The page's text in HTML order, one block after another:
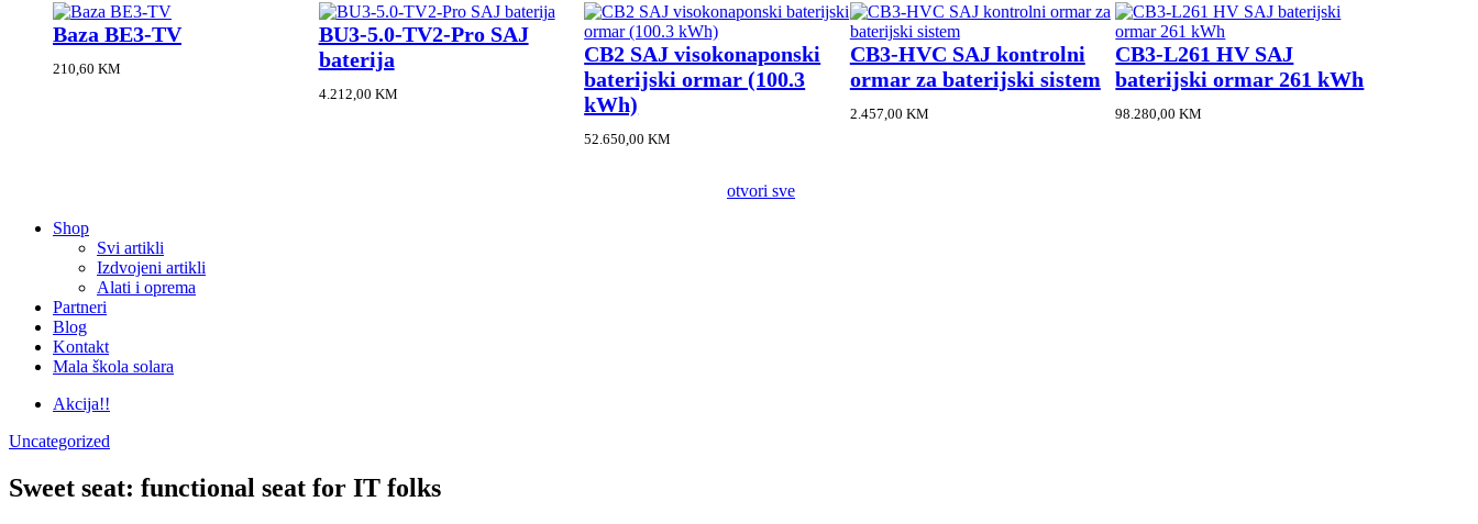
Baza BE3-TV
210,60 KM
BU3-5.0-TV2-Pro SAJ
baterija
4.212,00 KM
CB2 SAJ visokonaponski
baterijski ormar (100.3
kWh)
52.650,00KM
CB3-HVC SAJ kontrolni
ormar za baterijski sistem
2.457,00 KM
CB3-L261 HV SAJ
baterijski ormar 261 kWh
98.280,00KM
otvori sve
Shop
Svi artikli
Izdvojeni artikli
Alati i oprema
Partneri
Blog
Kontakt
Mala škola solara
Akcija!!
Uncategorized
Sweet seat: functional seat for IT folks